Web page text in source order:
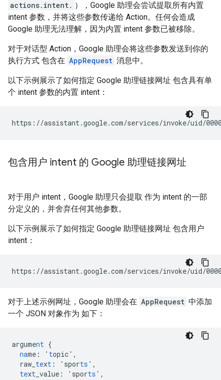
actions.intent. ），Google 助理会尝试提取所有内置
intent 参数，并将这些参数传递给 Action。任何会造成
Google 助理无法理解，因为内置 intent 参数已被移除。
对于对话型 Action，Google 助理会将这些参数发送到你的
执行方式 包含在 AppRequest 消息中。
以下示例展示了如何指定 Google 助理链接网址 包含具有单
个 intent 参数的内置 intent：
包含用户 intent 的 Google 助理链接网址
对于用户 intent，Google 助理只会提取 作为 intent 的一部
分定义的，并舍弃任何其他参数。
以下示例展示了如何指定 Google 助理链接网址 包含用户
intent：
对于上述示例网址，Google 助理会在 AppRequest 中添加
一个 JSON 对象作为 如下：
argument {
name : ' topic' ,
raw_ text : 'sports ' ,
text _value : 'sports ' ,